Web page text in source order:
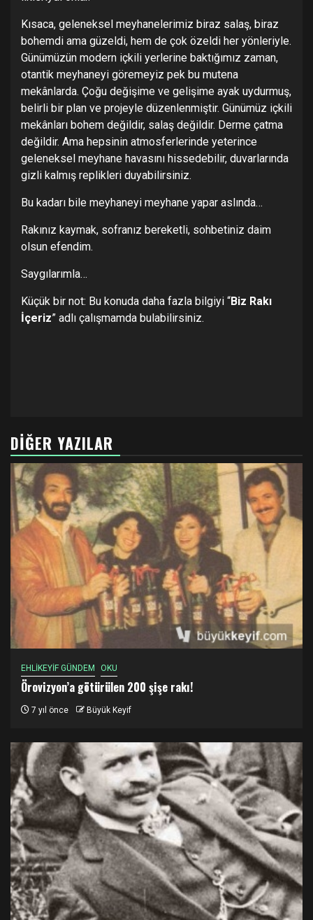
Kısaca, geleneksel meyhanelerimiz biraz salaş, biraz
bohemdi ama güzeldi, hem de çok özeldi her yönleriyle.
Günümüzün modern içkili yerlerine baktığımız zaman,
otantik meyhaneyi göremeyiz pek bu mutena
mekânlarda. Çoğu değişime ve gelişime ayak uydurmuş,
belirli bir plan ve projeyle düzenlenmiştir. Günümüz içkili
mekânları bohem değildir, salaş değildir. Derme çatma
değildir. Ama hepsinin atmosferlerinde yeterince
geleneksel meyhane havasını hissedebilir, duvarlarında
gizli kalmış replikleri duyabilirsiniz.
Bu kadarı bile meyhaneyi meyhane yapar aslında…
Rakınız kaymak, sofranız bereketli, sohbetiniz daim
olsun efendim.
Saygılarımla…
Küçük bir not: Bu konuda daha fazla bilgiyi “Biz Rakı
İçeriz” adlı çalışmamda bulabilirsiniz.
DIĞER YAZILAR
EHLİKEYİF GÜNDEM OKU
Örovizyon’a götürülen 200 şişe rakı!
7 yıl önce Büyük Keyif